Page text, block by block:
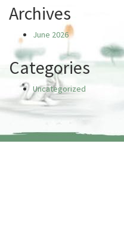
Archives
June 2026
Categories
Uncategorized